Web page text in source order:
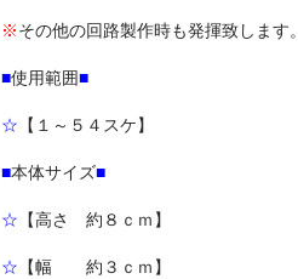
※その他の回路製作時も発揮致します。
■使用範囲■
☆ 【１～５４スケ】
■本体サイズ■
☆ 【高さ 約８ｃｍ】
☆ 【幅 約３ｃｍ】